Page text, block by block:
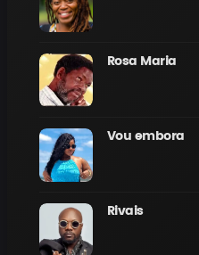
Rosa Maria
Vou embora
Rivais